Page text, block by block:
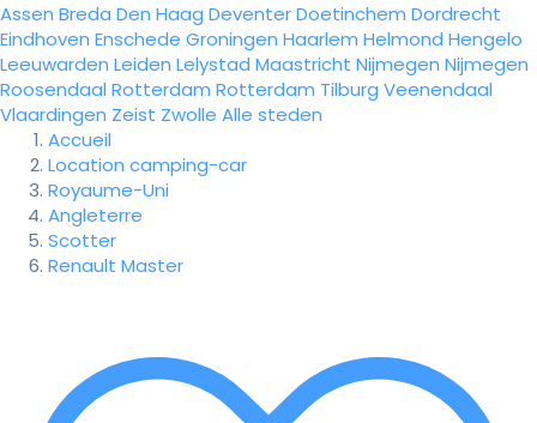
Assen Breda Den Haag DeventerDoetinchem Dordrecht
Eindhoven Enschede Groningen Haarlem Helmond Hengelo
Leeuwarden Leiden Lelystad Maastricht Nijmegen Nijmegen
Roosendaal Rotterdam Rotterdam Tilburg Veenendaal
Vlaardingen Zeist Zwolle Alle steden
Accueil
Location camping-car
Royaume-Uni
Angleterre
Scotter
Renault Master